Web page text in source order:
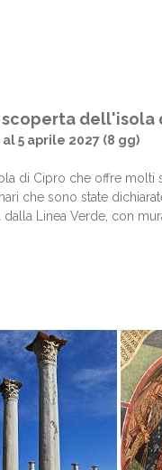
scoperta dell'isola
5 aprile 2027 (8 gg)
di Cipro che offre molti
che sono state
Linea Verde, con